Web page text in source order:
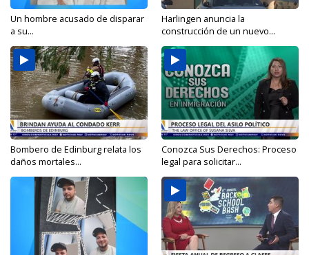
Un hombre acusado de disparar
a su...
Harlingen anuncia la
construcción de un nuevo...
Bombero de Edinburg relata los
daños mortales...
Conozca Sus Derechos: Proceso
legal para solicitar...